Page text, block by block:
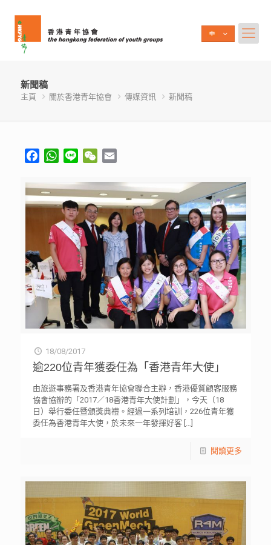
新聞稿
主頁 關於香港青年協會 傳媒資訊 新聞稿
FacebookWhatsApp
Line WeChat
18/08/2017
逾220位青年獲委任為「香港青年大使」
由旅遊事務署及香港青年協會聯合主辦，香港優質顧客服務
協會協辦的「2017／18香港青年大使計劃」，今天（18
日）舉行委任暨頒獎典禮。經過一系列培訓，226位青年獲
委任為香港青年大使，於未來一年發揮好客[…]
閱讀更多